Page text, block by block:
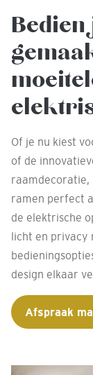
Bedien
Of je nu kiest
of de
raamdecoratie,
ramen perfect
de elektrische
licht en privacy
design elkaar
Afspraak